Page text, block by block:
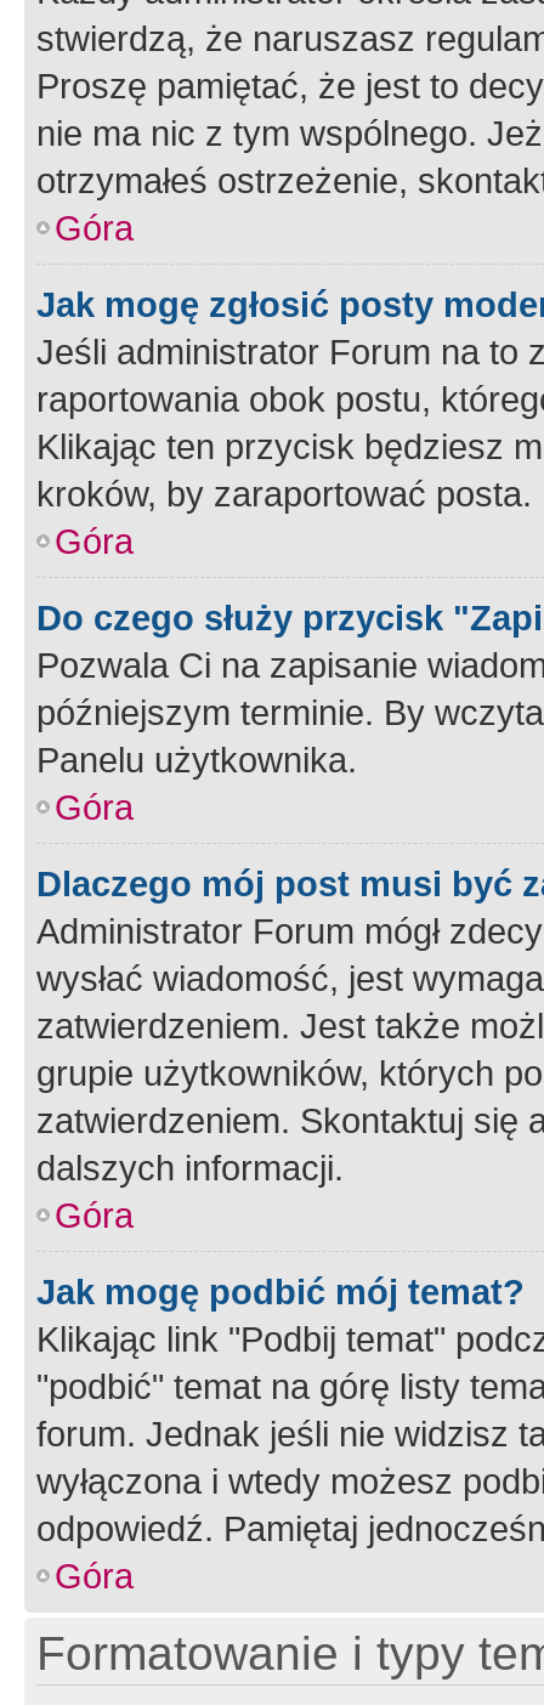
stwierdzą, że naruszasz
Proszę pamiętać, że jest to
nie ma nic z tym wspólnego.
otrzymałeś ostrzeżenie,
Góra
Jak mogę zgłosić posty
Jeśli administrator Forum na to
raportowania obok postu,
Klikając ten przycisk będziesz
kroków, by zaraportować posta.
Góra
Do czego służy przycisk
Pozwala Ci na zapisanie
późniejszym terminie. By
Panelu użytkownika.
Góra
Dlaczego mój post musi być
Administrator Forum mógł
wysłać wiadomość, jest
zatwierdzeniem. Jest także
grupie użytkowników, których
zatwierdzeniem. Skontaktuj się
dalszych informacji.
Góra
Jak mogę podbić mój temat?
Klikając link "Podbij temat"
"podbić" temat na górę listy
forum. Jednak jeśli nie widzisz
wyłączona i wtedy możesz
odpowiedź. Pamiętaj
Góra
Formatowanie i typy